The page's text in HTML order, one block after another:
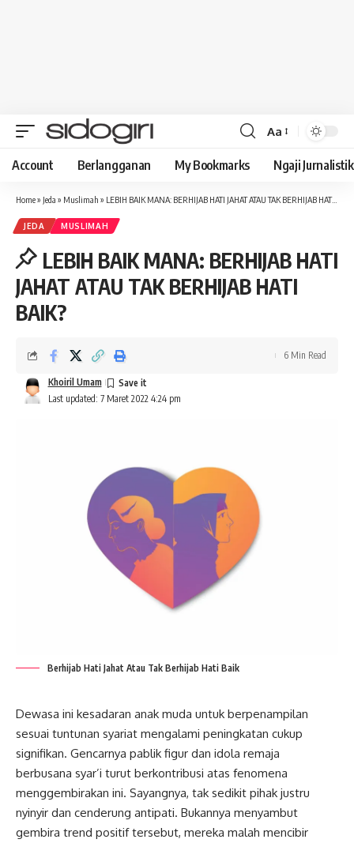
Font
Resizer
Aa
Account Berlangganan My Bookmarks Ngaji Jurnalistik
Home» Jeda » Muslimah » LEBIH BAIK MANA: BERHIJAB HATI JAHAT ATAU TAK BERHIJAB HATI BAIK?
JEDA MUSLIMAH
LEBIH BAIK MANA: BERHIJAB HATI
JAHAT ATAU TAK BERHIJAB HATI
BAIK?
Last updated: 7 Maret 2022 4:24 pm
Khoiril Umam
6 Min Read
Berhijab Hati Jahat Atau Tak Berhijab Hati Baik
Dewasa ini kesadaran anak muda untuk berpenampilan
sesuai tuntunan syariat mengalami peningkatan cukup
signifikan. Gencarnya pablik figur dan idola remaja
berbusana syar’i turut berkontribusi atas fenomena
menggembirakan ini. Sayangnya, tak sedikit pihak justru
nyinyir dan cenderung antipati. Bukannya menyambut
gembira trend positif tersebut, mereka malah mencibir